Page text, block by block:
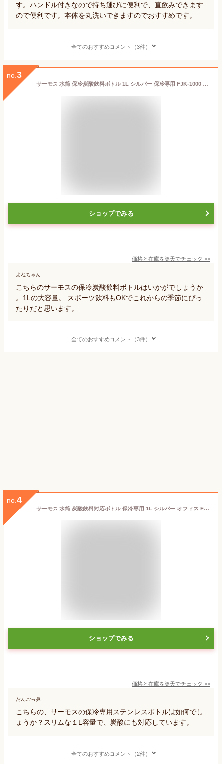
す。ハンドル付きなので持ち運びに便利で、直飲みできます
ので便利です。本体を丸洗いできますのでおすすめです。
全てのおすすめコメント（3件）
no. 3
サーモス 水筒 保冷炭酸飲料ボトル 1L シルバー 保冷専用 FJK-1000 SL 送料無料
ショップでみる
価格と在庫を楽天でチェック >>
よねちゃん
こちらのサーモスの保冷炭酸飲料ボトルはいかがでしょうか
。1Lの大容量。 スポーツ飲料もOKでこれからの季節にぴっ
たりだと思います。
全てのおすすめコメント（3件）
no. 4
サーモス 水筒 炭酸飲料対応ボトル 保冷専用 1L シルバー オフィス FJK-1000 SL
ショップでみる
価格と在庫を楽天でチェック >>
だんごっ鼻
こちらの、サーモスの保冷専用ステンレスボトルは如何でし
ょうか？スリムな１L容量で、炭酸にも対応しています。
全てのおすすめコメント（2件）